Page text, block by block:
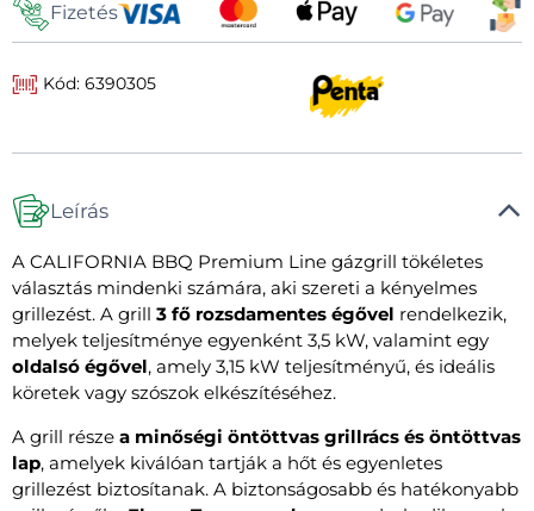
Fizetés
Kód: 6390305
Leírás
A CALIFORNIA BBQ Premium Line gázgrill tökéletes
választás mindenki számára, aki szereti a kényelmes
grillezést. A grill 3 fő rozsdamentes égővel rendelkezik,
melyek teljesítménye egyenként 3,5 kW, valamint egy
oldalsó égővel, amely 3,15 kW teljesítményű, és ideális
köretek vagy szószok elkészítéséhez.
A grill része a minőségi öntöttvas grillrács és öntöttvas
lap, amelyek kiválóan tartják a hőt és egyenletes
grillezést biztosítanak. A biztonságosabb és hatékonyabb